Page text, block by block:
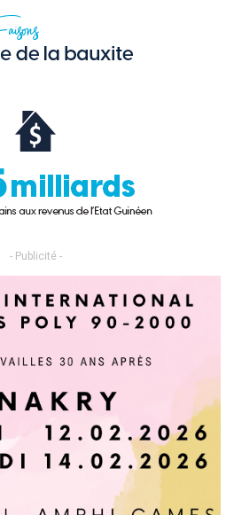
- Publicité -